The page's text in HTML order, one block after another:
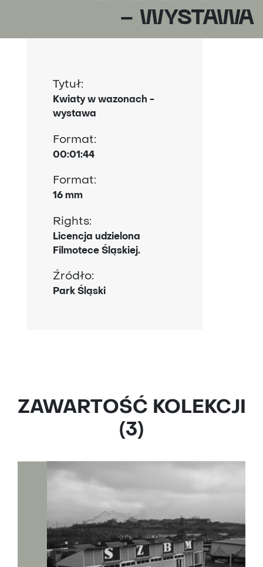
- WYSTAWA
ZAWARTOŚĆ KOLEKCJI
(3)
Tytuł:
Kwiaty w wazonach -
wystawa
Format:
00:01:44
Format:
16 mm
Rights:
Licencja udzielona
Filmotece Śląskiej.
Źródło:
Park Śląski